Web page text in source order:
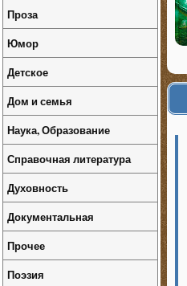
Проза
Юмор
Детское
Дом и семья
Наука, Образование
Справочная литература
Духовность
Документальная
Прочее
Поэзия